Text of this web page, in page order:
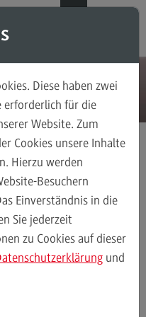
O-Mat
Detail
Diese haben zwei
erforderlich für die
Website. Zum
Cookies unsere Inhalte
Hierzu werden
Besuchern
Einverständnis in die
Sie jederzeit
zu Cookies auf dieser
und